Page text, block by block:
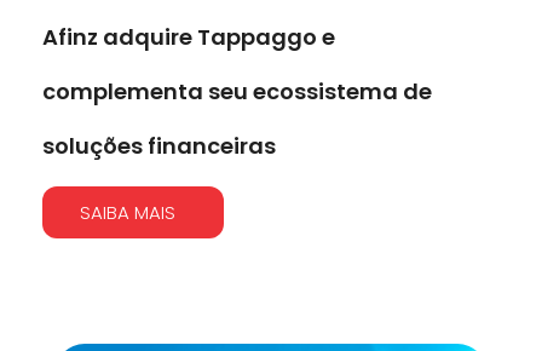
Afinz adquire Tappaggo e
complementa seu ecossistema de
soluções financeiras
SAIBA MAIS